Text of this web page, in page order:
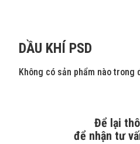
DẦU KHÍ PSD
Không có sản phẩm nào trong
Để lại
để nhận tư